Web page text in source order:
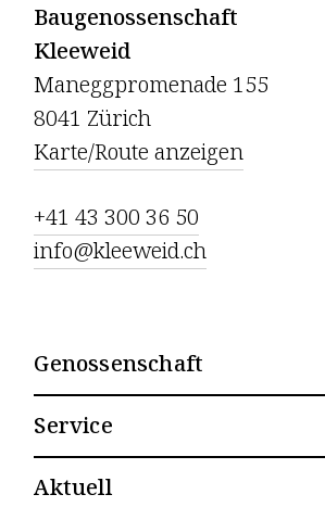
Baugenossenschaft
Kleeweid
Maneggpromenade 155
8041 Zürich
Karte/Route anzeigen
+41 43 300 36 50
info@kleeweid.ch
Genossenschaft
Team & Organisation
Service
Übersicht
Aktuell